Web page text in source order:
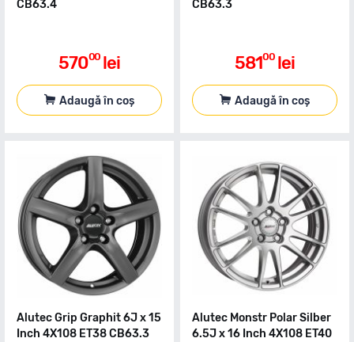
CB63.4
57000 lei
Adaugă în coș
CB63.3
58100 lei
Adaugă în coș
Alutec Grip Graphit 6J x 15
Inch 4X108 ET38 CB63.3
Alutec Monstr Polar Silber
6.5J x 16 Inch 4X108 ET40